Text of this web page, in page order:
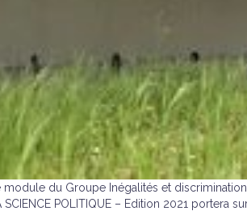
module du Groupe Inégalités et
SCIENCE POLITIQUE – Edition 2021 portera